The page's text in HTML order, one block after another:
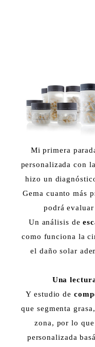
Mi primera
personalizada con
hizo un
Gema cuanto más
podrá
Un análisis de
como funciona la
el daño solar
Una
Y estudio de
que segmenta
zona, por lo
personalizada